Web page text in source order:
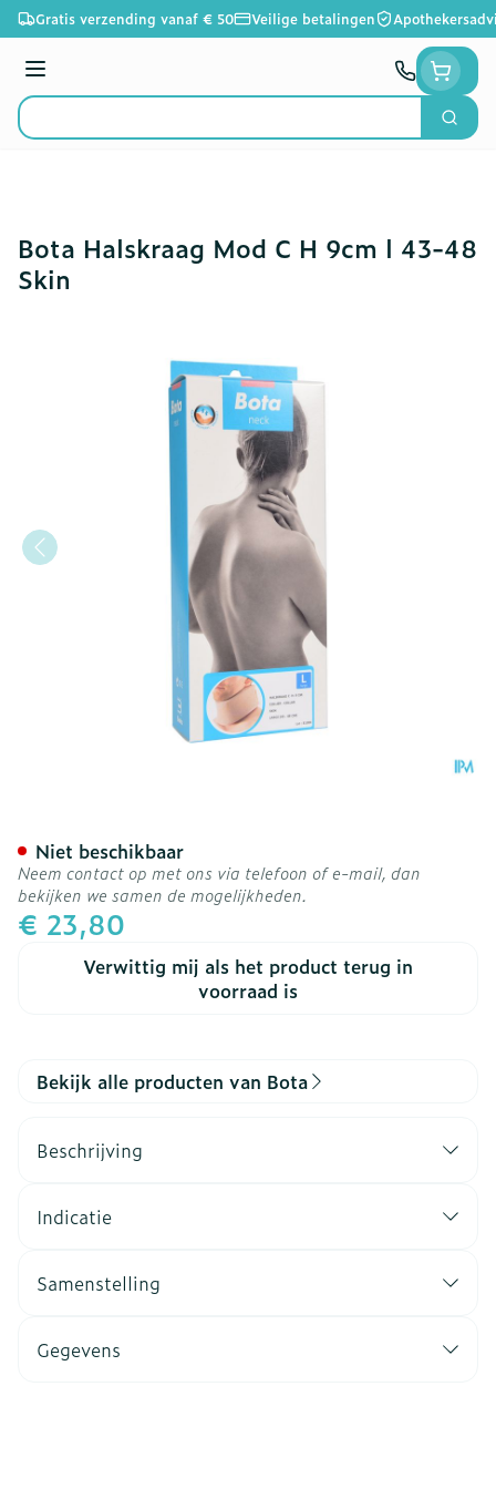
Ga naar de inhoud
Gratis verzending vanaf € 50 Veilige betalingen
Menu
Product, merk, categorie...
Zoek
Bota Halskraag Mod C H 9cm l 43-48
Skin
€ 23,80
Verwittig mij als het product terug in
voorraad is
Niet beschikbaar
Neem contact op met ons via telefoon of e-mail, dan
bekijken we samen de mogelijkheden.
Bekijk alle producten van Bota
Beschrijving
Indicatie
Samenstelling
Gegevens